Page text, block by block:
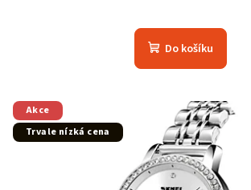
hodnocení
produktu
5
hvězdiček.
Do košíku
Akce
Trvale nízká cena